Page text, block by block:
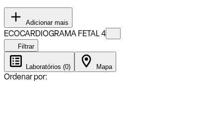
Adicionar mais
ECOCARDIOGRAMA FETAL 4
Filtrar
Laboratórios (0) Mapa
Ordenar por: